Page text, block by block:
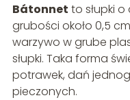
Bátonnet to słupki o
grubości około 0,5
warzywo w grube
słupki. Taka forma
potrawek, dań
pieczonych.